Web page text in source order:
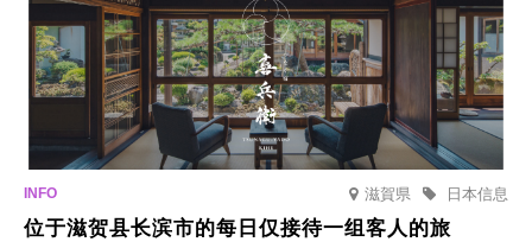
滋賀県 日本信息
位于滋贺县长滨市的每日仅接待一组客人的旅